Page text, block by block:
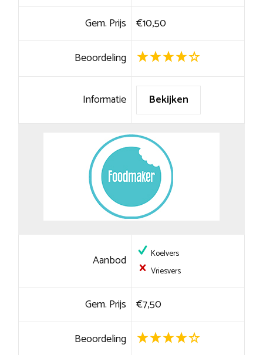
Gem. Prijs €10,50
Beoordeling
Informatie Bekijken
Aanbod
Koelvers
Vriesvers
Gem. Prijs €7,50
Beoordeling